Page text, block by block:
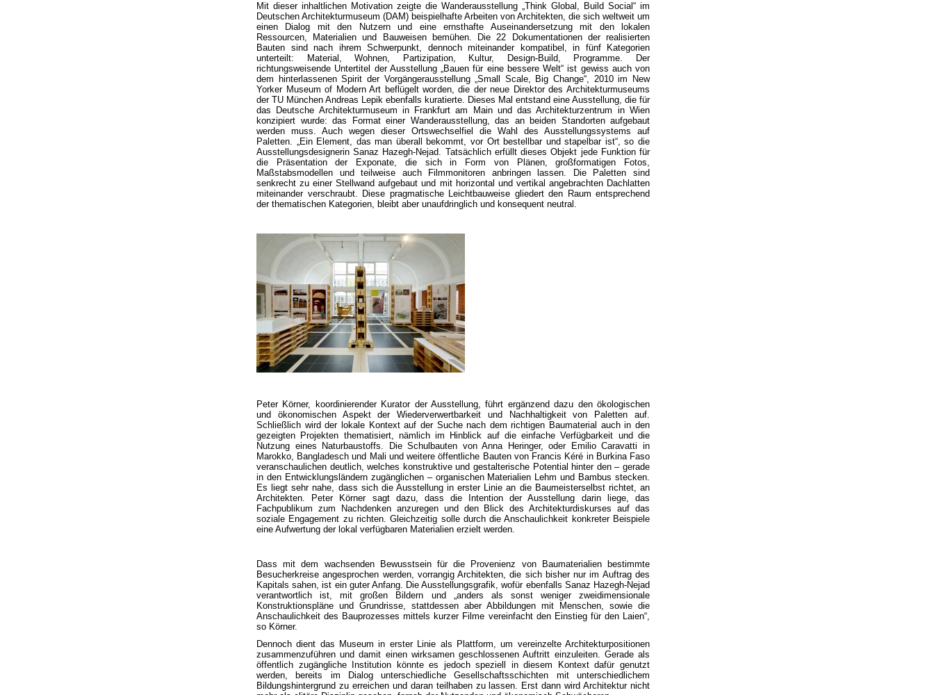
Mit dieser inhaltlichen Motivation zeigte die Wanderausstellung „Think Global, Build Social“ im
Deutschen Architekturmuseum (DAM) beispielhafte Arbeiten von Architekten, die sich weltweit um
einen Dialog mit den Nutzern und eine ernsthafte Auseinandersetzung mit den lokalen
Ressourcen, Materialien und Bauweisen bemühen. Die 22 Dokumentationen der realisierten
Bauten sind nach ihrem Schwerpunkt, dennoch miteinander kompatibel, in fünf Kategorien
unterteilt: Material, Wohnen, Partizipation, Kultur, Design-Build, Programme. Der
richtungsweisende Untertitel der Ausstellung „Bauen für eine bessere Welt“ ist gewiss auch von
dem hinterlassenen Spirit der Vorgängerausstellung „Small Scale, Big Change“, 2010 im New
Yorker Museum of Modern Art beflügelt worden, die der neue Direktor des Architekturmuseums
der TU München Andreas Lepik ebenfalls kuratierte. Dieses Mal entstand eine Ausstellung, die für
das Deutsche Architekturmuseum in Frankfurt am Main und das Architekturzentrum in Wien
konzipiert wurde: das Format einer Wanderausstellung, das an beiden Standorten aufgebaut
werden muss. Auch wegen dieser Ortswechselfiel die Wahl des Ausstellungssystems auf
Paletten. „Ein Element, das man überall bekommt, vor Ort bestellbar und stapelbar ist“, so die
Ausstellungsdesignerin Sanaz Hazegh-Nejad. Tatsächlich erfüllt dieses Objekt jede Funktion für
die Präsentation der Exponate, die sich in Form von Plänen, großformatigen Fotos,
Maßstabsmodellen und teilweise auch Filmmonitoren anbringen lassen. Die Paletten sind
senkrecht zu einer Stellwand aufgebaut und mit horizontal und vertikal angebrachten Dachlatten
miteinander verschraubt. Diese pragmatische Leichtbauweise gliedert den Raum entsprechend
der thematischen Kategorien, bleibt aber unaufdringlich und konsequent neutral.
Peter Körner, koordinierender Kurator der Ausstellung, führt ergänzend dazu den ökologischen
und ökonomischen Aspekt der Wiederverwertbarkeit und Nachhaltigkeit von Paletten auf.
Schließlich wird der lokale Kontext auf der Suche nach dem richtigen Baumaterial auch in den
gezeigten Projekten thematisiert, nämlich im Hinblick auf die einfache Verfügbarkeit und die
Nutzung eines Naturbaustoffs. Die Schulbauten von Anna Heringer, oder Emilio Caravatti in
Marokko, Bangladesch und Mali und weitere öffentliche Bauten von Francis Kéré in Burkina Faso
veranschaulichen deutlich, welches konstruktive und gestalterische Potential hinter den – gerade
in den Entwicklungsländern zugänglichen – organischen Materialien Lehm und Bambus stecken.
Es liegt sehr nahe, dass sich die Ausstellung in erster Linie an die Baumeisterselbst richtet, an
Architekten. Peter Körner sagt dazu, dass die Intention der Ausstellung darin liege, das
Fachpublikum zum Nachdenken anzuregen und den Blick des Architekturdiskurses auf das
soziale Engagement zu richten. Gleichzeitig solle durch die Anschaulichkeit konkreter Beispiele
eine Aufwertung der lokal verfügbaren Materialien erzielt werden.
Dass mit dem wachsenden Bewusstsein für die Provenienz von Baumaterialien bestimmte
Besucherkreise angesprochen werden, vorrangig Architekten, die sich bisher nur im Auftrag des
Kapitals sahen, ist ein guter Anfang. Die Ausstellungsgrafik, wofür ebenfalls Sanaz Hazegh-Nejad
verantwortlich ist, mit großen Bildern und „anders als sonst weniger zweidimensionale
Konstruktionspläne und Grundrisse, stattdessen aber Abbildungen mit Menschen, sowie die
Anschaulichkeit des Bauprozesses mittels kurzer Filme vereinfacht den Einstieg für den Laien“,
so Körner.
Dennoch dient das Museum in erster Linie als Plattform, um vereinzelte Architekturpositionen
zusammenzuführen und damit einen wirksamen geschlossenen Auftritt einzuleiten. Gerade als
öffentlich zugängliche Institution könnte es jedoch speziell in diesem Kontext dafür genutzt
werden, bereits im Dialog unterschiedliche Gesellschaftsschichten mit unterschiedlichem
Bildungshintergrund zu erreichen und daran teilhaben zu lassen. Erst dann wird Architektur nicht